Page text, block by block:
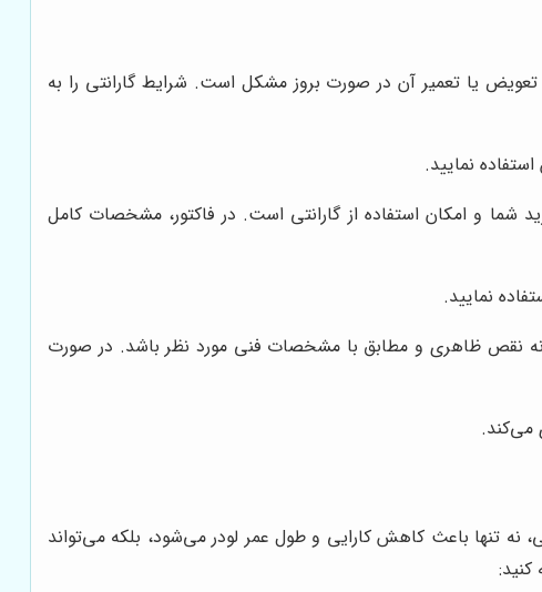
یا تعمیر آن در صورت بروز مشکل است. شرایط گارانتی را به
نمایید.
شما و امکان استفاده از گارانتی است. در فاکتور، مشخصات کامل
نمایید.
نقص ظاهری و مطابق با مشخصات فنی مورد نظر باشد. در صورت
می‌کند.
نه تنها باعث کاهش کارایی و طول عمر لودر می‌شود، بلکه می‌تواند